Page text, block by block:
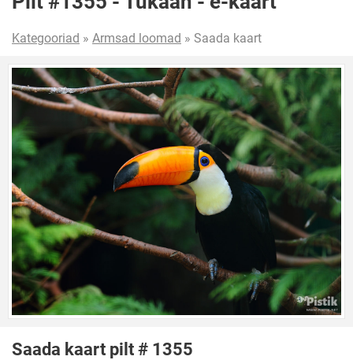
Kategooriad » Armsad loomad » Saada kaart
Saada kaart pilt # 1355